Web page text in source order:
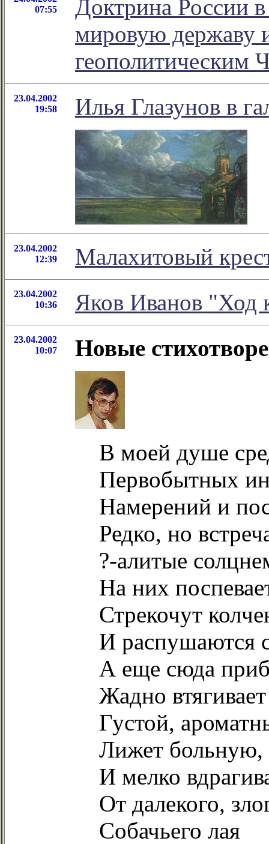
07:55
Доктрина России
мировую державу
геополитическим
23.04.2002
19:58
Илья Глазунов в
23.04.2002
12:39
Малахитовый
23.04.2002
10:36
Яков Иванов "Ход
23.04.2002
10:07
Новые
В моей душе
Первобытных
Намерений и
Редко, но
?-алитые
На них
Стрекочут
И распушаются
А еще сюда
Жадно
Густой,
Лижет
И мелко
От далекого,
Собачьего лая